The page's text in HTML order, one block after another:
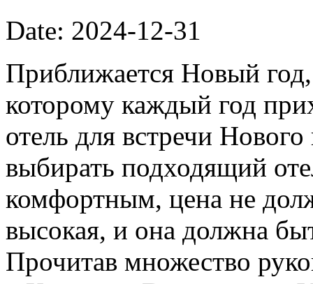
Date: 2024-12-31
Приближается Новый
которому каждый год
отель для встречи
выбирать подходящий
комфортным, цена не
высокая, и она должна
Прочитав множество